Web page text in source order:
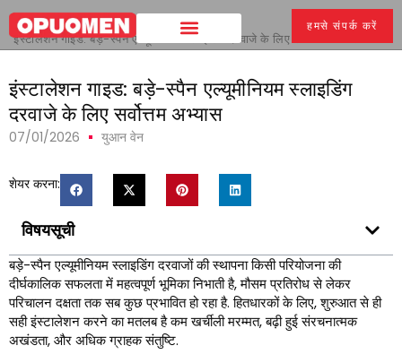
हमसे संपर्क करें
घर >
इंस्टालेशन गाइड: बड़े-स्पैन एल्यूमीनियम स्लाइडिंग दरवाजे के लिए सर्वोत्तम अभ्यास
इंस्टालेशन गाइड: बड़े-स्पैन एल्यूमीनियम स्लाइडिंग
दरवाजे के लिए सर्वोत्तम अभ्यास
07/01/2026 युआन वेन
शेयर करना:
विषयसूची
बड़े-स्पैन एल्यूमीनियम स्लाइडिंग दरवाजों की स्थापना किसी परियोजना की
दीर्घकालिक सफलता में महत्वपूर्ण भूमिका निभाती है, मौसम प्रतिरोध से लेकर
परिचालन दक्षता तक सब कुछ प्रभावित हो रहा है. हितधारकों के लिए, शुरुआत से ही
सही इंस्टालेशन करने का मतलब है कम खर्चीली मरम्मत, बढ़ी हुई संरचनात्मक
अखंडता, और अधिक ग्राहक संतुष्टि.